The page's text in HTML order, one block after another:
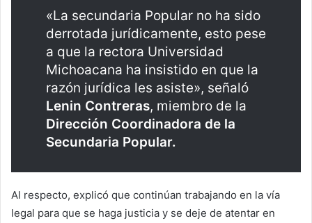
«La secundaria Popular no ha sido
derrotada jurídicamente, esto pese
a que la rectora Universidad
Michoacana ha insistido en que la
razón jurídica les asiste», señaló
Lenin Contreras, miembro de la
Dirección Coordinadora de la
Secundaria Popular.
Al respecto, explicó que continúan trabajando en la vía
legal para que se haga justicia y se deje de atentar en